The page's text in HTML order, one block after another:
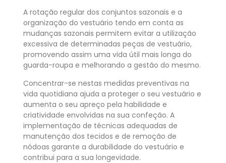
A rotação regular dos conjuntos sazonais e a
organização do vestuário tendo em conta as
mudanças sazonais permitem evitar a utilização
excessiva de determinadas peças de vestuário,
promovendo assim uma vida útil mais longa do
guarda-roupa e melhorando a gestão do mesmo.
Concentrar-se nestas medidas preventivas na
vida quotidiana ajuda a proteger o seu vestuário e
aumenta o seu apreço pela habilidade e
criatividade envolvidas na sua confeção. A
implementação de técnicas adequadas de
manutenção dos tecidos e de remoção de
nódoas garante a durabilidade do vestuário e
contribui para a sua longevidade.